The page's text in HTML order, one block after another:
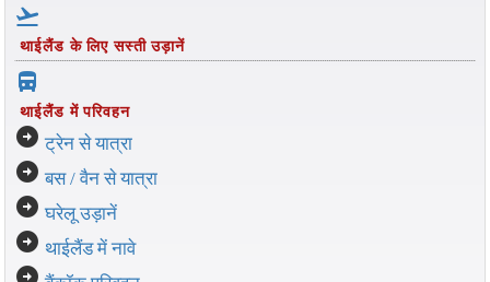
flight_takeoff
थाईलैंड के लिए सस्ती उड़ानें
directions_bus_filled
थाईलैंड में परिवहन
arrow_circle_right ट्रेन से यात्रा
arrow_circle_right बस / वैन से यात्रा
arrow_circle_right घरेलू उड़ानें
arrow_circle_right थाईलैंड में नावे
arrow_circle_right